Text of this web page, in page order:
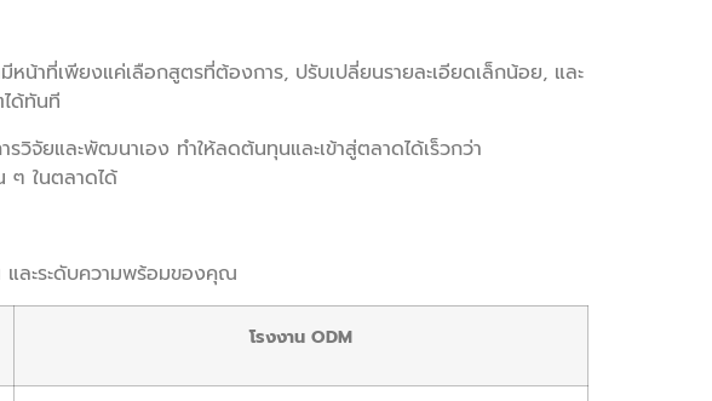
น้าที่เพียงแค่เลือกสูตรที่ต้องการ, ปรับเปลี่ยนรายละเอียดเล็กน้อย, และ
ด้ทันที
รวิจัยและพัฒนาเอง ทำให้ลดต้นทุนและเข้าสู่ตลาดได้เร็วกว่า
ๆ ในตลาดได้
และระดับความพร้อมของคุณ
โรงงาน ODM